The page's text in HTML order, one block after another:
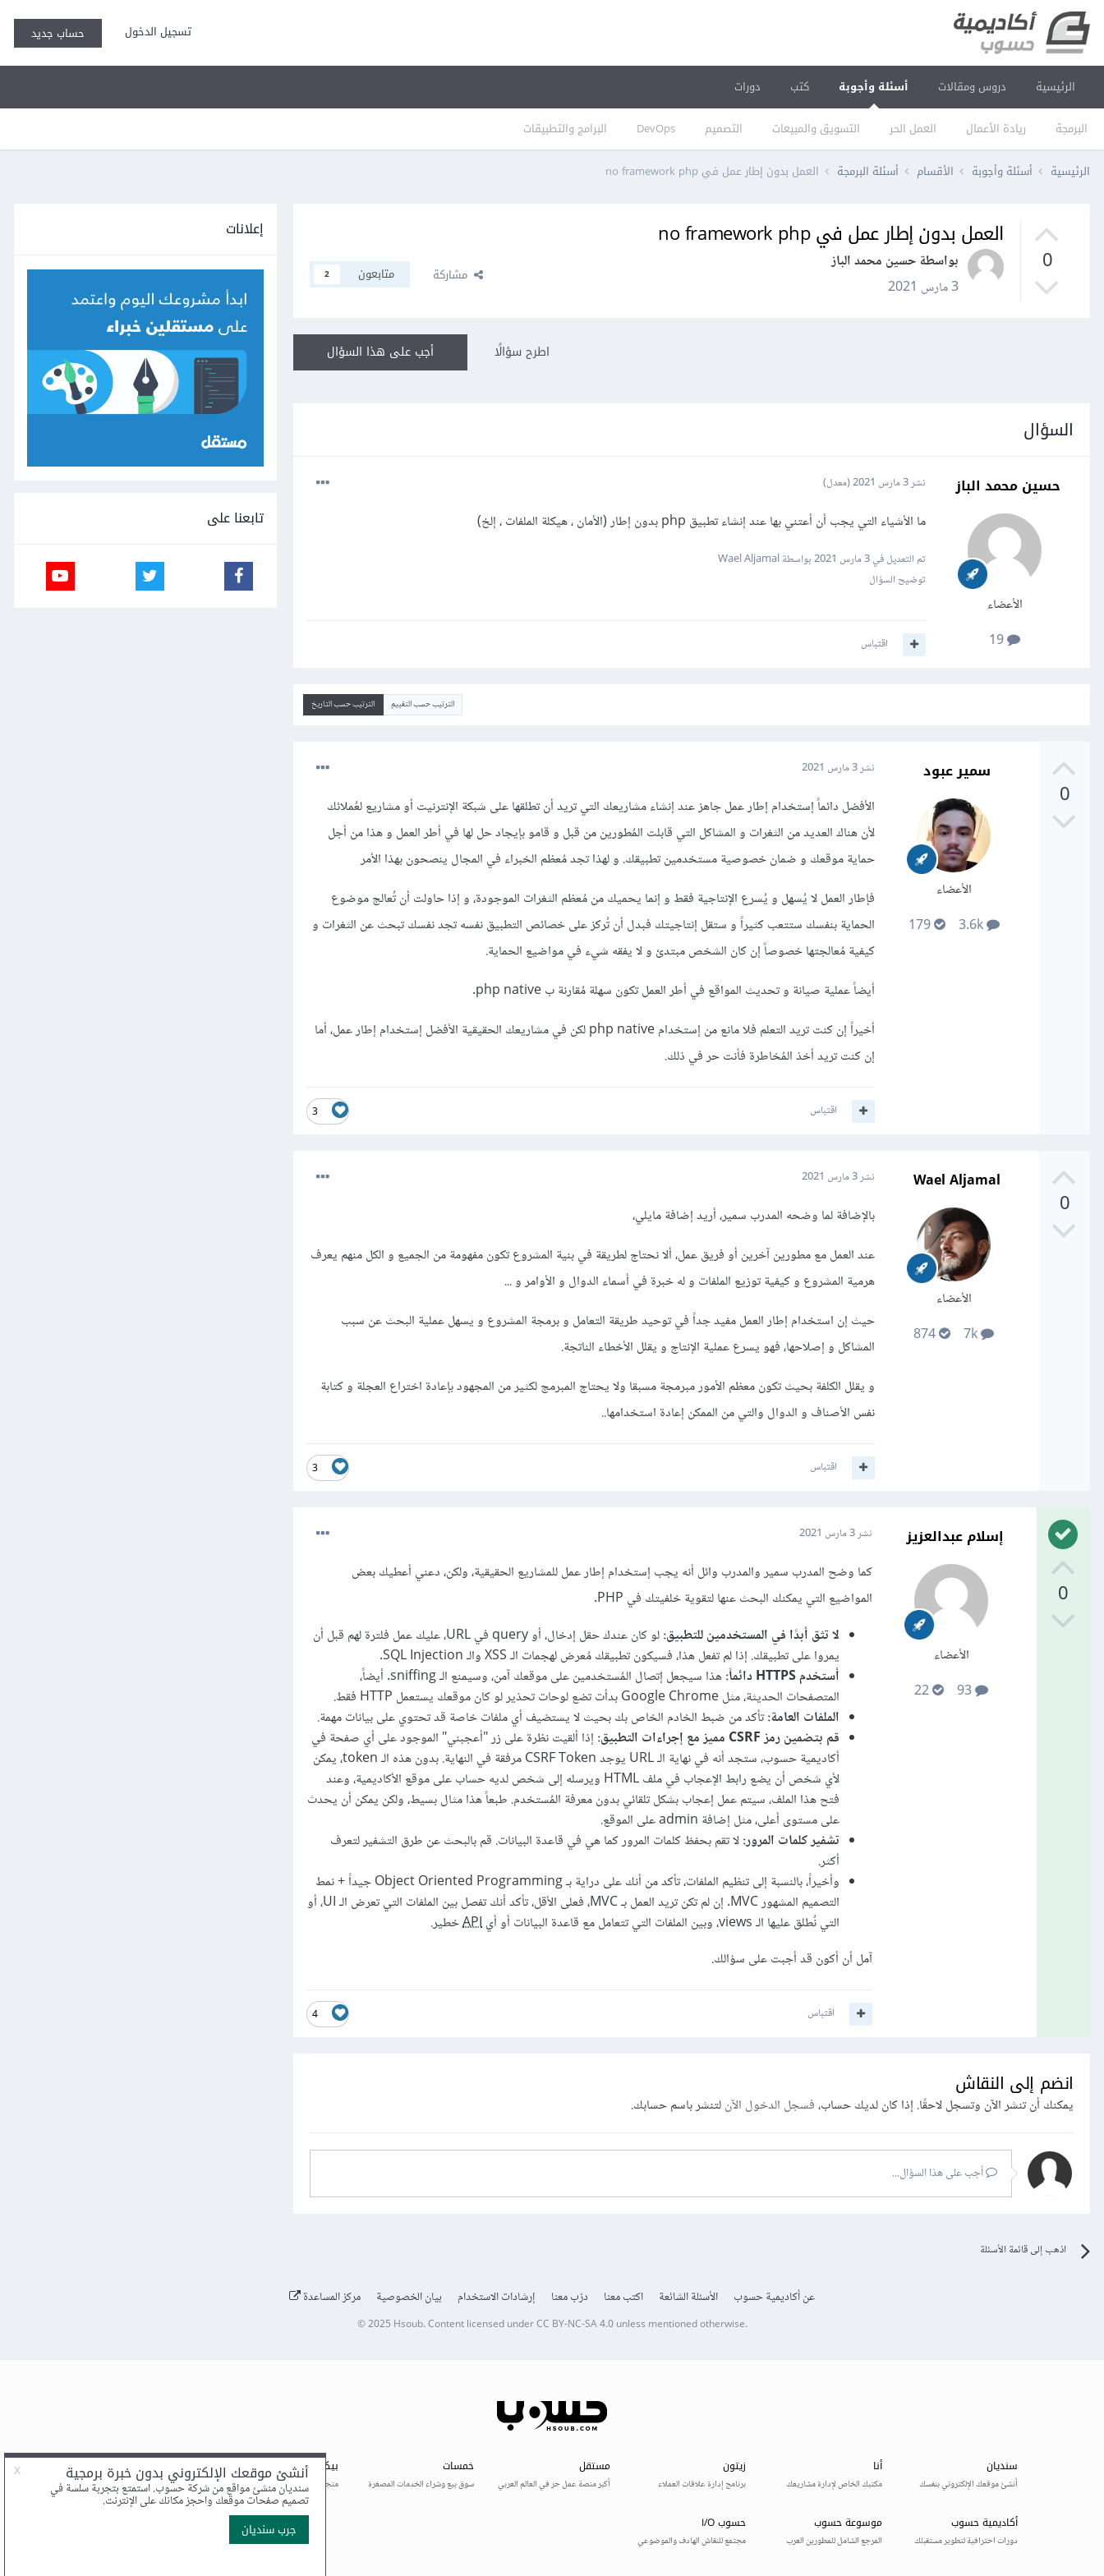
تسجيل الدخول حساب جديد
الرئيسية دروس ومقالات أسئلة وأجوبة
البرمجة ريادة الأعمال العمل الحر التسويق والمبيعات التصميم DevOps البرامج والتطبيقات
كتب دورات
الرئيسية أسئلة وأجوبة الأقسام أسئلة البرمجة العمل بدون إطار عمل في no framework php
0
العمل بدون إطار عمل في no framework php
بواسطة حسين محمد الباز
3 مارس 2021
مشاركة متابعون 2
أجب على هذا السؤال اطرح سؤالًا
السؤال
حسين محمد الباز
الأعضاء
نشر3 مارس 2021 (معدل)
ما الأشياء التي يجب أن أعتني بها عند إنشاء تطبيق php بدون إطار (الأمان ، هيكلة الملفات ، إلخ)
تم التعديل في3 مارس 2021
بواسطة Wael Aljamal
توضيح السؤال
اقتباس
الترتيب حسب التقييم الترتيب حسب التاريخ
0
سمير عبود
الأعضاء
3.6k
179
نشر3 مارس 2021
الأفضل دائماً إستخدام إطار عمل جاهز عند إنشاء مشاريعك التي تريد أن تطلقها على شبكة الإنترنيت أو مشاريع لعُملائك
لأن هناك العديد من الثغرات و المشاكل التي قابلت المُطورين من قبل و قامو بإيجاد حل لها في أطر العمل و هذا من أجل
حماية موقعك و ضمان خصوصية مستخدمين تطبيقك. و لهذا تجد مُعظم الخبراء في المجال ينصحون بهذا الأمر
فإطار العمل لا يُسهل و يُسرع الإنتاجية فقط و إنما يحميك من مُعظم الثغرات الموجودة، و إذا حاولت أن تُعالج موضوع
الحماية بنفسك ستتعب كثيراً و ستقل إنتاجيتك فبدل أن تُركز على خصائص التطبيق نفسه تجد نفسك تبحث عن الثغرات و
كيفية مُعالجتها خصوصاً إن كان الشخص مبتدئ و لا يفقه شيء في مواضيع الحماية.
أيضاً عملية صيانة و تحديث المواقع في أطر العمل تكون سهلة مُقارنة ب php native.
أخيراً إن كنت تريد التعلم فلا مانع من إستخدام php native لكن في مشاريعك الحقيقية الأفضل إستخدام إطار عمل، أما
إن كنت تريد أخذ المُخاطرة فأنت حر في ذلك.
3 اقتباس
0
Wael Aljamal
الأعضاء
نشر3 مارس 2021
بالإضافة لما وضحه المدرب سمير، أريد إضافة مايلي،
عند العمل مع مطورين آخرين أو فريق عمل، ألا نحتاج لطريقة في بنية المشروع تكون مفهومة من الجميع و الكل منهم يعرف
هرمية المشروع و كيفية توزيع الملفات و له خبرة في أسماء الدوال و الأوامر و ...
حيث إن استخدام إطار العمل مفيد جداً في توحيد طريقة التعامل و برمجة المشروع و يسهل عملية البحث عن سبب
المشاكل و إصلاحها، فهو يسرع عملية الإنتاج و يقلل الأخطاء الناتجة.
و يقلل الكلفة بحيث تكون معظم الأمور مبرمجة مسبقا ولا يحتاج المبرمج لكثير من المجهود بإعادة اختراع العجلة و كتابة
نفس الأصناف و الدوال والتي من الممكن إعادة استخدامها..
3 اقتباس
0
إسلام عبدالعزيز
الأعضاء
نشر3 مارس 2021
كما وضح المدرب سمير والمدرب وائل أنه يجب إستخدام إطار عمل للمشاريع الحقيقية، ولكن، دعني أعطيك بعض
المواضيع التي يمكنك البحث عنها لتقوية خلفيتك في PHP.
لا تثق أبدًا في المستخدمين للتطبيق:
لو كان عندك حقل إدخال، أو query في URL، عليك عمل فلترة لهم قبل أن
يمروا على تطبيقك. إذا لم تفعل هذا، فسيكون تطبيقك مُعرض لهجمات الـ XSS والـ SQL Injection.
أستخدم HTTPS دائماً:
هذا سيجعل إتصال المُستخدمين على موقعك آمن، وسيمنع الـ sniffing. أيضاً،
المتصفحات الحديثة، مثل Google Chrome بدأت تضع لوحات تحذير لو كان موقعك يستعمل HTTP فقط.
الملفات العامة:تأكد من ضبط الخادم الخاص بك بحيث لا يستضيف أي ملفات خاصة قد تحتوي على بيانات مهمة.
قم بتضمين رمز CSRF مميز مع إجراءات التطبيق:
إذا ألقيت نظرة على زر "أعجبني" الموجود على أي صفحة في
أكاديمية حسوب، ستجد أنه في نهاية الـ URL يوجد CSRF Token مرفقة في النهاية. بدون هذه الـ token، يمكن
لأي شخص أن يضع رابط الإعجاب في ملف HTML ويرسله إلى شخص لديه حساب على موقع الأكاديمية، وعند
فتح هذا الملف، سيتم عمل إعجاب بشكل تلقائي بدون معرفة المُستخدم. طبعاً هذا مثال بسيط، ولكن يمكن أن يحدث
على مستوى أعلى، مثل إضافة admin على الموقع.
تشفير كلمات المرور:لا تقم بحفظ كلمات المرور كما هي في قاعدة البيانات. قم بالبحث عن طرق التشفير لتعرف
أكثر.
وأخيراً، بالنسبة إلى تنظيم الملفات، تأكد من أنك على دراية بـ Object Oriented Programming جيداً + نمط
التصميم المشهور MVC. إن لم تكن تريد العمل بـ MVC، فعلى الأقل، تأكد أنك تفصل بين الملفات التي تعرض الـ UI، أو
التي نُطلق عليها الـ views، وبين الملفات التي تتعامل مع قاعدة البيانات أو أي
APIخطير.
آمل أن أكون قد أجبت على سؤالك.
4 اقتباس
انضم إلى النقاش
يمكنك أن تنشر الآن وتسجل لاحقًا. إذا كان لديك حساب،فسجل الدخول الآنلتنشر باسم حسابك.
أجب على هذا السؤال...
اذهب إلى قائمة الأسئلة
إعلانات
تابعنا على
عن أكاديمية حسوب الأسئلة الشائعة اكتب معنا درّب معنا إرشادات الاستخدام بيان الخصوصية مركز المساعدة
© 2025 Hsoub.Content licensed underCC BY-NC-SA 4.0unless mentioned otherwise.